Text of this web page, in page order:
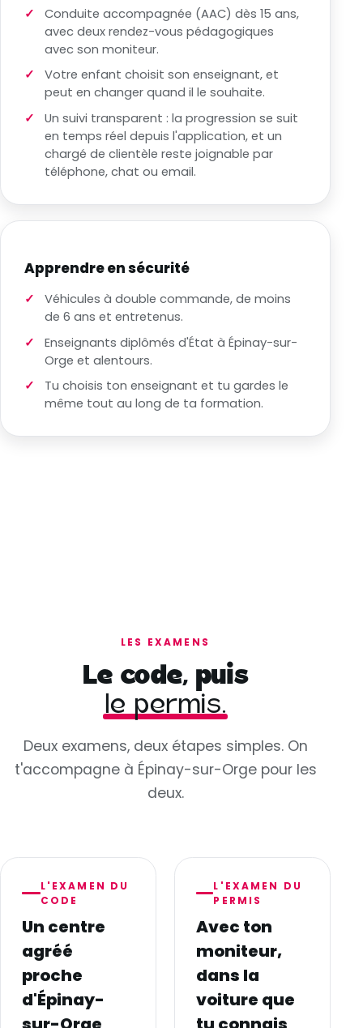
Conduite accompagnée (AAC) dès 15 ans,
avec deux rendez-vous pédagogiques
avec son moniteur.
Votre enfant choisit son enseignant, et
peut en changer quand il le souhaite.
Un suivi transparent : la progression se suit
en temps réel depuis l'application, et un
chargé de clientèle reste joignable par
téléphone, chat ou email.
Apprendre en sécurité
Véhicules à double commande, de moins
de 6 ans et entretenus.
Enseignants diplômés d'État à Épinay-sur-
Orge et alentours.
Tu choisis ton enseignant et tu gardes le
même tout au long de ta formation.
LES EXAMENS
Le code, puis
le permis.
Deux examens, deux étapes simples. On
t'accompagne à Épinay-sur-Orge pour les
deux.
L'EXAMEN DU
CODE
Un centre
agréé
proche
d'Épinay-
L'EXAMEN DU
PERMIS
Avec ton
moniteur,
dans la
voiture que